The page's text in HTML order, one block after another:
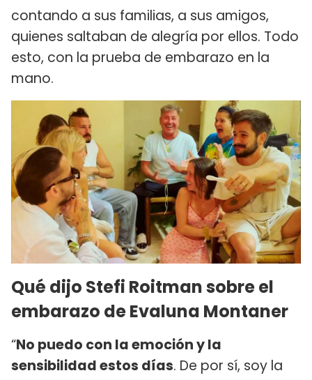
contando a sus familias, a sus amigos,
quienes saltaban de alegría por ellos. Todo
esto, con la prueba de embarazo en la
mano.
Qué dijo Stefi Roitman sobre el
embarazo de Evaluna Montaner
“No puedo con la emoción y la
sensibilidad estos días. De por sí, soy la